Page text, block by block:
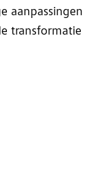
aanpassingen
transformatie